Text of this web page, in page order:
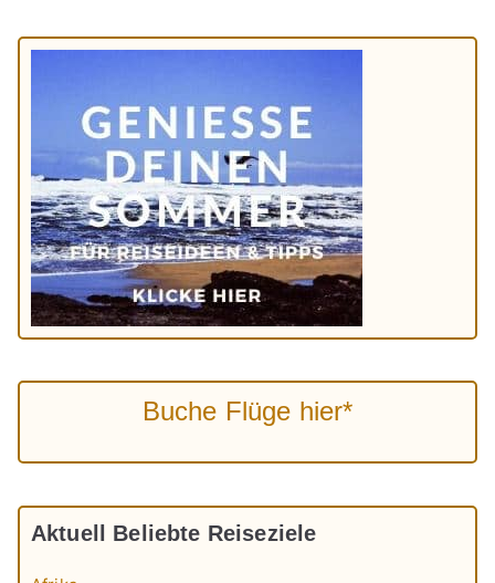
Buche Flüge hier*
Aktuell Beliebte Reiseziele